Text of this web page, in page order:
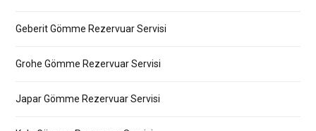
Geberit Gömme Rezervuar Servisi
Grohe Gömme Rezervuar Servisi
Japar Gömme Rezervuar Servisi